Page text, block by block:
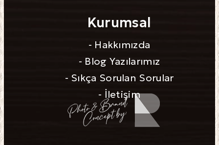
Kurumsal
- Hakkımızda
- Blog Yazılarımız
- Sıkça Sorulan Sorular
- İletişim